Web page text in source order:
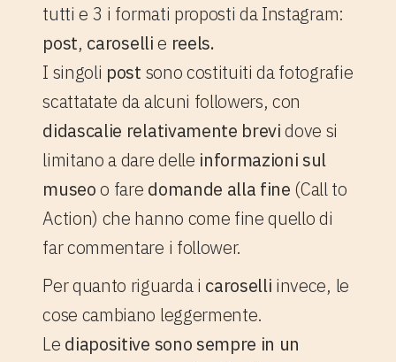
tutti e 3 i formati proposti da Instagram:
post, carosellie reels.
I singoli post sono costituiti da fotografie
scattatate da alcuni followers, con
didascalie relativamente brevidove si
limitano a dare delle informazioni sul
museoo fare domande alla fine (Call to
Action) che hanno come fine quello di
far commentare i follower.
Per quanto riguarda i caroselli invece, le
cose cambiano leggermente.
Le diapositive sono sempre in un